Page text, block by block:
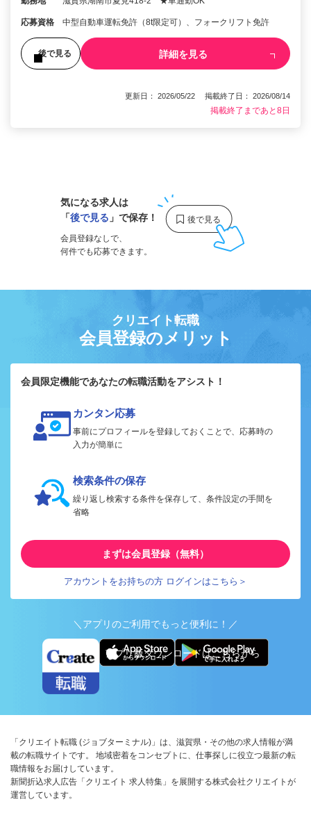
応募資格 中型自動車運転免許（8t限定可）、フォークリフト免許
後で見る 詳細を見る
更新日： 2026/05/22 掲載終了日： 2026/08/14
掲載終了まであと8日
気になる求人は
「後で見る 」で保存！
会員登録なしで、
何件でも応募できます。
クリエイト転職
会員登録のメリット
会員限定機能であなたの転職活動をアシスト！
カンタン応募
事前にプロフィールを登録しておくことで、応募時の
入力が簡単に
検索条件の保存
繰り返し検索する条件を保存して、条件設定の手間を
省略
まずは会員登録（無料）
アカウントをお持ちの方 ログインはこちら＞
＼アプリのご利用でもっと便利に！／
アプリ版ダウンロードはこちらから
「クリエイト転職 (ジョブターミナル)」は、滋賀県・その他の求人情報が満
載の転職サイトです。 地域密着をコンセプトに、仕事探しに役立つ最新の転
職情報をお届けしています。
新聞折込求人広告「クリエイト 求人特集」を展開する株式会社クリエイトが
運営しています。